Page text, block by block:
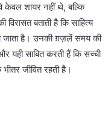
केवल शायर नहीं थे, बल्कि
बताती है कि साहित्य
जाता है। उनकी ग़ज़लें समय की
यही साबित करती हैं कि सच्ची
जीवित रहती है।